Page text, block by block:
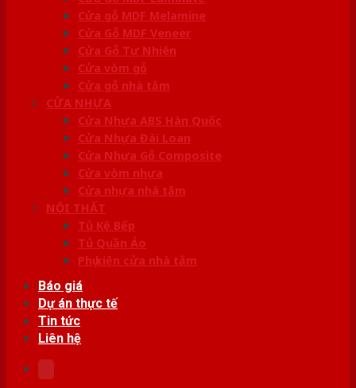
Cửa gỗ MDF Melamine
Cửa Gỗ MDF Veneer
Cửa Gỗ Tự Nhiên
Cửa vòm gỗ
Cửa gỗ nhà tắm
CỬA NHỰA
Cửa Nhựa ABS Hàn Quốc
Cửa Nhựa Đài Loan
Cửa Nhựa Gỗ Composite
Cửa vòm nhựa
Cửa nhựa nhà tắm
NỘI THẤT
Tủ Kệ Bếp
Tủ Quần Áo
Phụ kiện cửa nhà tắm
Báo giá
Dự án thực tế
Tin tức
Liên hệ